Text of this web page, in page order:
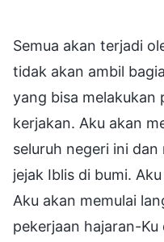
Semua akan terjadi
tidak akan ambil
yang bisa melakukan
kerjakan. Aku akan
seluruh negeri ini
jejak Iblis di bumi.
Aku akan memulai
pekerjaan hajaran-